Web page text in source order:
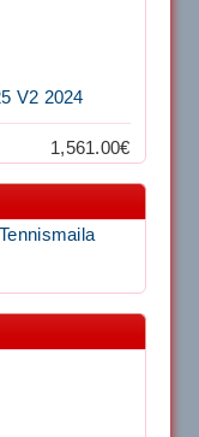
V2 2024
1,561.00€